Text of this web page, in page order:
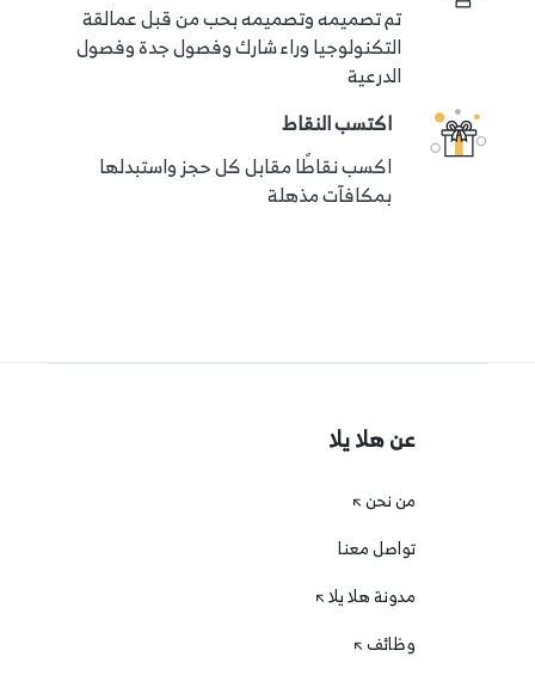
تم تصميمه وتصميمه بحب من قبل عمالقة
التكنولوجيا وراء شارك وفصول جدة وفصول
الدرعية
اكتسب النقاط
اكسب نقاطًا مقابل كل حجز واستبدلها
بمكافآت مذهلة
عن هلا يلا
من نحن
تواصل معنا
مدونة هلا يلا
وظائف